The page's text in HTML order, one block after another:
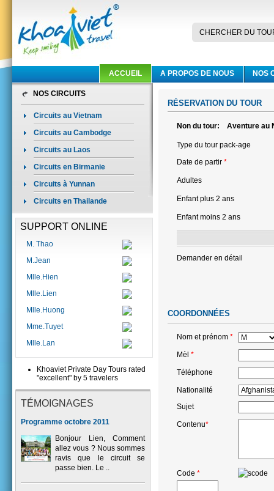
CHERCHER DU
NOS
A PROPOS DE NOUS
ACCUEIL
NOS CIRCUITS
Circuits au Vietnam
Circuits au Cambodge
Circuits au Laos
Circuits en Birmanie
Circuits à Yunnan
Circuits en Thailande
SUPPORT ONLINE
M. Thao
M.Jean
Mlle.Hien
Mlle.Lien
Mlle.Huong
Mme.Tuyet
Mlle.Lan
Khoaviet Private Day Tours rated
"excellent" by 5 travelers
TÉMOIGNAGES
Programme octobre 2011
Bonjour Lien, Comment
allez vous ? Nous sommes
ravis que le circuit se
passe bien. Le ..
RÉSERVATION DU TOUR
Non du tour: Aventure au
Type du tour pack-age
Date de partir *
Adultes
Enfant plus 2 ans
Enfant moins 2 ans
Demander en détail
COORDONNÉES
Nom et prénom *
Mèl *
Téléphone
Nationalité
Sujet
Contenu*
Code *